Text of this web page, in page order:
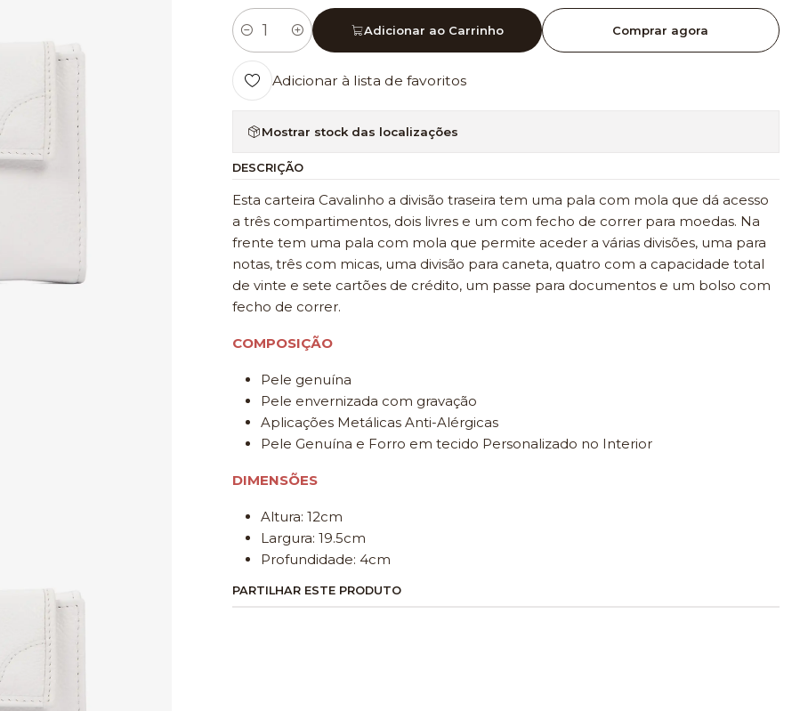
Quantidade
Adicionar ao Carrinho Comprar agora
Adicionar à lista de favoritos
Mostrar stock das localizações
DESCRIÇÃO
Esta carteira Cavalinho a divisão traseira tem uma pala com mola que dá acesso
a três compartimentos, dois livres e um com fecho de correr para moedas. Na
frente tem uma pala com mola que permite aceder a várias divisões, uma para
notas, três com micas, uma divisão para caneta, quatro com a capacidade total
de vinte e sete cartões de crédito, um passe para documentos e um bolso com
fecho de correr.
COMPOSIÇÃO
Pele genuína
Pele envernizada com gravação
Aplicações Metálicas Anti-Alérgicas
Pele Genuína e Forro em tecido Personalizado no Interior
DIMENSÕES
Altura: 12cm
Largura: 19.5cm
Profundidade: 4cm
PARTILHAR ESTE PRODUTO